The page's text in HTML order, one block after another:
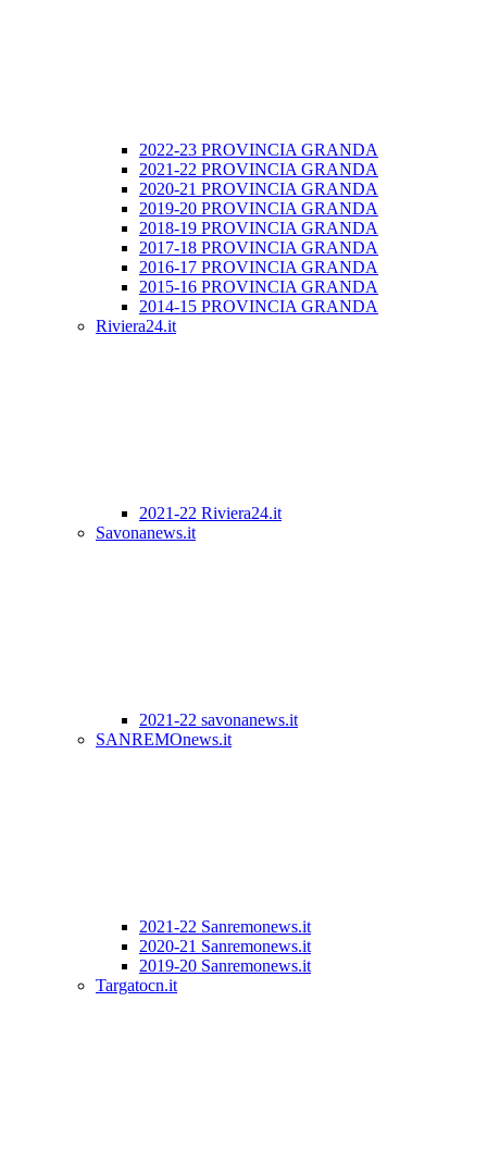
2022-23 PROVINCIA GRANDA
2021-22 PROVINCIA GRANDA
2020-21 PROVINCIA GRANDA
2019-20 PROVINCIA GRANDA
2018-19 PROVINCIA GRANDA
2017-18 PROVINCIA GRANDA
2016-17 PROVINCIA GRANDA
2015-16 PROVINCIA GRANDA
2014-15 PROVINCIA GRANDA
Riviera24.it
2021-22 Riviera24.it
Savonanews.it
2021-22 savonanews.it
SANREMOnews.it
2021-22 Sanremonews.it
2020-21 Sanremonews.it
2019-20 Sanremonews.it
Targatocn.it